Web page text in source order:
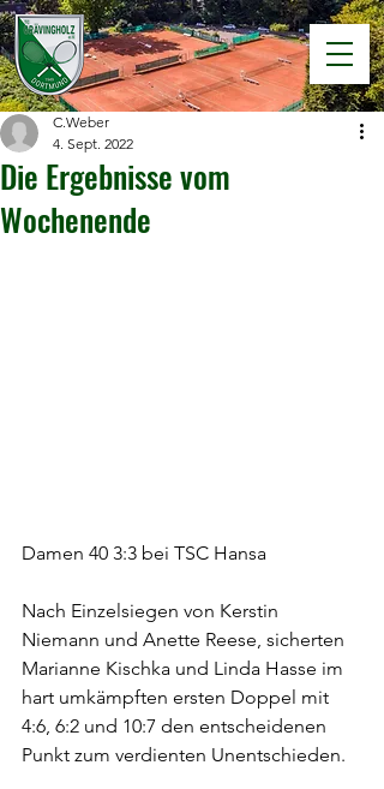
Die Ergebnisse vom
Wochenende
C.Weber
4. Sept. 2022
Damen 40 3:3 bei TSC Hansa
Nach Einzelsiegen von Kerstin
Niemann und Anette Reese, sicherten
Marianne Kischka und Linda Hasse im
hart umkämpften ersten Doppel mit
4:6, 6:2 und 10:7 den entscheidenen
Punkt zum verdienten Unentschieden.